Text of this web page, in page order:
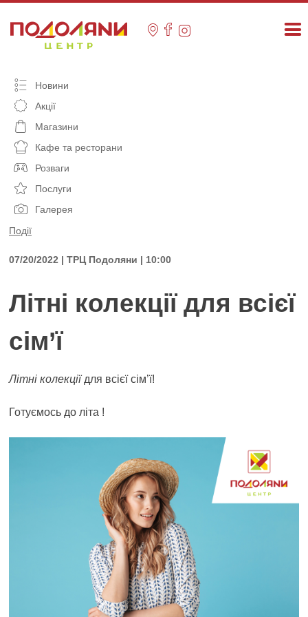
content
Новини
Акції
Магазини
Кафе та ресторани
Розваги
Послуги
Галерея
Події
07/20/2022 | ТРЦ Подоляни | 10:00
Літні колекції для всієї
сім’ї
Літні колекціїдля всієї сім’ї!
Готуємось до літа !